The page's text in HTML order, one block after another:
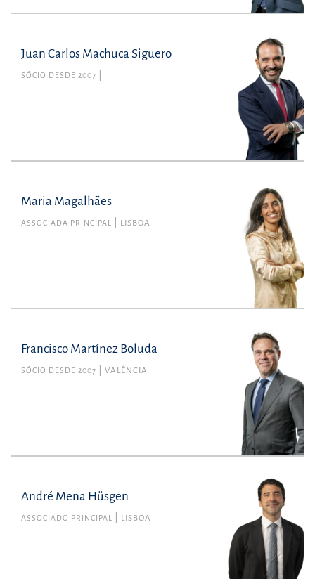
Juan Carlos Machuca Siguero
SÓCIO DESDE 2007
Maria Magalhães
ASSOCIADA PRINCIPAL LISBOA
Francisco Martínez Boluda
SÓCIO DESDE 2007 VALÊNCIA
André Mena Hüsgen
ASSOCIADO PRINCIPAL LISBOA